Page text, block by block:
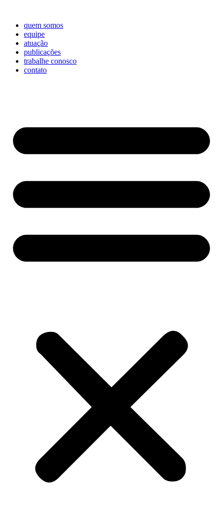
quem somos
equipe
atuação
publicações
trabalhe conosco
contato